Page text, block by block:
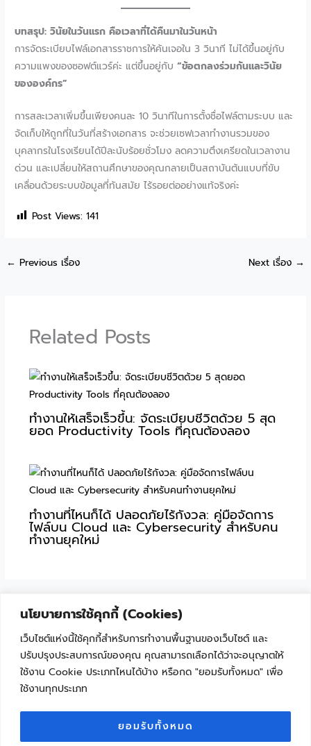
นโยบายการใช้คุกกี้ (Cookies)
เว็บไซต์แห่งนี้ใช้คุกกี้สำหรับการทำงานพื้นฐานของเว็บไซต์ และ
ปรับปรุงประสบการณ์ของคุณ คุณสามารถเลือกได้ว่าจะอนุญาตให้
ใช้งาน Cookie ประเภทไหนได้บ้าง หรือกด "ยอมรับทั้งหมด" เพื่อ
ใช้งานทุกประเภท
ยอมรับทั้งหมด
บทสรุป: วินัยในวันแรก คือเวลาที่ได้คืนมาในวันหน้า
การจัดระเบียบไฟล์เอกสารราชการให้ค้นเจอใน 3 วินาที ไม่ได้ขึ้นอยู่กับ
ความแพงของซอฟต์แวร์ค่ะ แต่ขึ้นอยู่กับ“ข้อตกลงร่วมกันและวินัย
ขององค์กร”
การสละเวลาเพิ่มขึ้นเพียงคนละ 10 วินาทีในการตั้งชื่อไฟล์ตามระบบ และ
จัดเก็บให้ถูกที่ในวันที่สร้างเอกสาร จะช่วยเซฟเวลาทำงานรวมของ
บุคลากรในโรงเรียนได้ปีละนับร้อยชั่วโมง ลดความตึงเครียดในเวลางาน
ด่วน และเปลี่ยนให้สถานศึกษาของคุณกลายเป็นสถาบันต้นแบบที่ขับ
เคลื่อนด้วยระบบข้อมูลที่ทันสมัย ไร้รอยต่ออย่างแท้จริงค่ะ
Post Views: 141
← Previous เรื่อง Next เรื่อง →
Related Posts
ทำงานให้เสร็จเร็วขึ้น: จัดระเบียบชีวิตด้วย 5 สุด
ยอด Productivity Tools ที่คุณต้องลอง
ทำงานที่ไหนก็ได้ ปลอดภัยไร้กังวล: คู่มือจัดการ
ไฟล์บน Cloud และ Cybersecurity สำหรับคน
ทำงานยุคใหม่
"เพราะเทคโนโลยีไม่ใช่เรื่องยาก ถ้าเริ่มเรียนรู้ไปด้วยกัน"